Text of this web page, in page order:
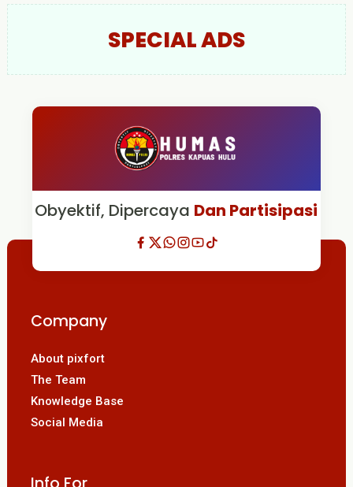
SPECIAL ADS
Obyektif, Dipercaya Dan Partisipasi
Company
About pixfort
The Team
Knowledge Base
Social Media